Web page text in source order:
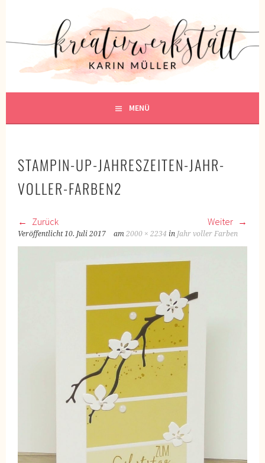
KREATIVWERKSTATT
KREATIV SEIN
MENÜ
STAMPIN-UP-JAHRESZEITEN-JAHR-
VOLLER-FARBEN2
Zurück Weiter
Veröffentlicht10. Juli 2017 am2000 × 2234 in Jahr voller Farben